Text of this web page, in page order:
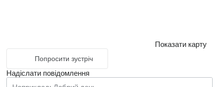
Показати карту
Попросити зустріч
Надіслати повідомлення